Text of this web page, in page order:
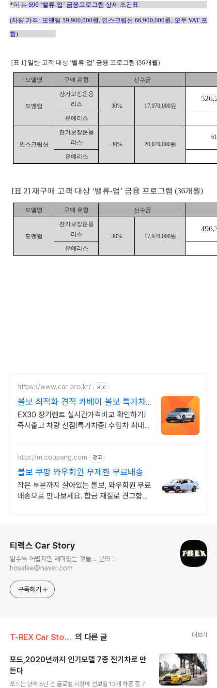
*더 뉴 S90 ‘밸류-업 ’ 금융프로그램 상세 조건표
(차량 가격 : 모멘텀 59,900,000원 인스크립션 66,900,000원 모두 VAT 포
함)
[표 1] 일반 고객 대상 ‘밸류-업 ’ 금융 프로그램 (36개월)
모델명 구매 유형 선수금
모멘텀
잔가보장운용
리스
30% 17,970,000원
유예리스
인스크립션
잔가보장운용
리스
30% 20,070,000원
유예리스
[표 2] 재구매 고객 대상 ‘밸류-업’ 금융 프로그램 (36개월)
모델명 구매 유형 선수금
모멘텀
잔가보장운용
리스
30% 17,970,000원
유예리스
https://www.car-pro.kr/ 광고
볼보 최적화 견적 카베이 볼보 특가차
량 무료견적
EX30 장기렌트 실시간가격비교 확인하기!
즉시출고 차량 선점!특가차종! 수입차 최대
http://m.coupang.com 광고
볼보 쿠팡 와우회원 무제한 무료배송
작은 부분까지 살아있는 볼보, 와우회원 무료
배송으로 만나보세요. 합금 재질로 견고함이
티렉스 Car Story
알수록 어렵지만 재미있는 것들... 문의 :
hosslee@naver.com
구독하기
T-REX Car Story/Car 신차 의 다른 글 더보기
포드,2020년까지 인기모델 7종 전기차로 만
든다
포드는 향후 5년 간 글로벌 시장에 선보일 13개 차종 중 7